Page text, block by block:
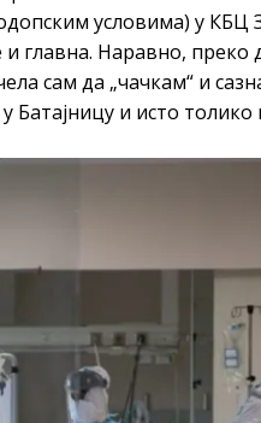
условима) у КБЦ
главна. Наравно, преко
сам да „чачкам“ и
Батајницу и исто